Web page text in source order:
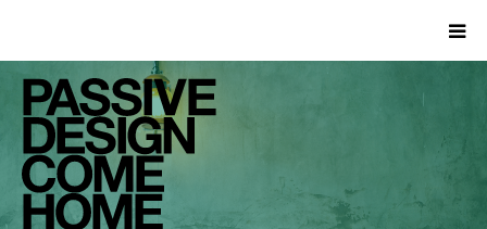
HOME
WORKS
COMPANY